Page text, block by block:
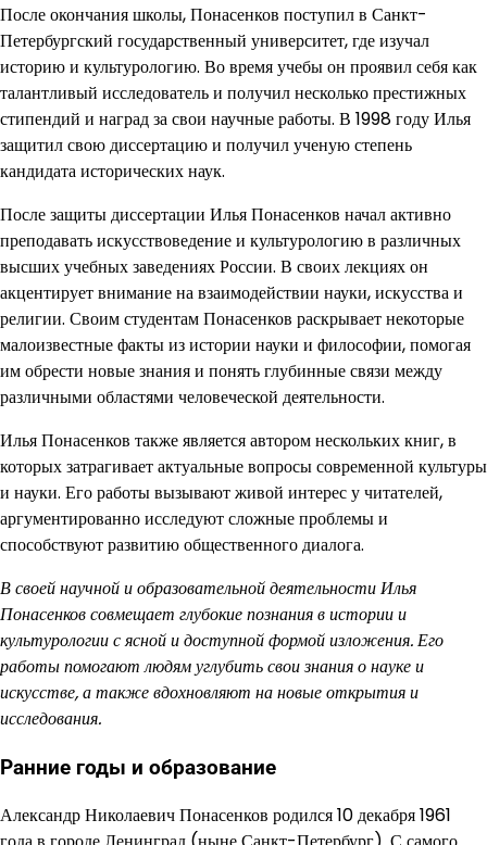
После окончания школы, Понасенков поступил в Санкт-
Петербургский государственный университет, где изучал
историю и культурологию. Во время учебы он проявил себя как
талантливый исследователь и получил несколько престижных
стипендий и наград за свои научные работы. В 1998 году Илья
защитил свою диссертацию и получил ученую степень
кандидата исторических наук.
После защиты диссертации Илья Понасенков начал активно
преподавать искусствоведение и культурологию в различных
высших учебных заведениях России. В своих лекциях он
акцентирует внимание на взаимодействии науки, искусства и
религии. Своим студентам Понасенков раскрывает некоторые
малоизвестные факты из истории науки и философии, помогая
им обрести новые знания и понять глубинные связи между
различными областями человеческой деятельности.
Илья Понасенков также является автором нескольких книг, в
которых затрагивает актуальные вопросы современной культуры
и науки. Его работы вызывают живой интерес у читателей,
аргументированно исследуют сложные проблемы и
способствуют развитию общественного диалога.
В своей научной и образовательной деятельности Илья
Понасенков совмещает глубокие познания в истории и
культурологии с ясной и доступной формой изложения. Его
работы помогают людям углубить свои знания о науке и
искусстве, а также вдохновляют на новые открытия и
исследования.
Ранние годы и образование
Александр Николаевич Понасенков родился 10 декабря 1961